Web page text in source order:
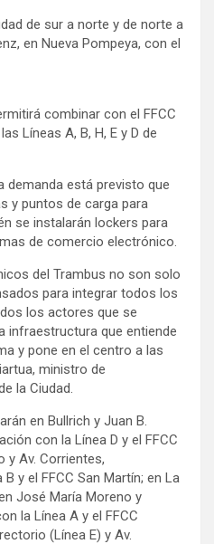
de sur a norte y de norte a
en Nueva Pompeya, con el
combinar con el FFCC
Líneas A, B, H, E y D de
demanda está previsto que
y puntos de carga para
se instalarán lockers para
de comercio electrónico.
del Trambus no son solo
para integrar todos los
los actores que se
infraestructura que entiende
y pone en el centro a las
ministro de
la Ciudad.
en Bullrich y Juan B.
con la Línea D y el FFCC
y Av. Corrientes,
y el FFCC San Martín; en La
José María Moreno y
la Línea A y el FFCC
(Línea E) y Av.